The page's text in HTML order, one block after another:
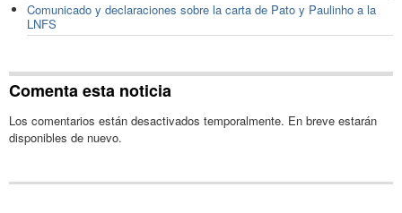
Comunicado y declaraciones sobre la carta de Pato y Paulinho a la
LNFS
Comenta esta noticia
Los comentarios están desactivados temporalmente. En breve estarán
disponibles de nuevo.